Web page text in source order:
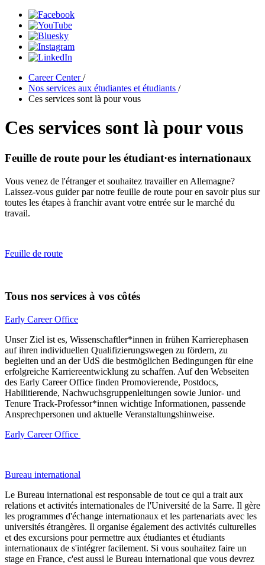
Career Center/
Nos services aux étudiantes et étudiants /
Ces services sont là pour vous
Ces services sont là pour vous
Feuille de route pour les étudiant·es internationaux
Vous venez de l'étranger et souhaitez travailler en Allemagne?
Laissez-vous guider par notre feuille de route pour en savoir plus sur
toutes les étapes à franchir avant votre entrée sur le marché du
travail.
Feuille de route
Tous nos services à vos côtés
Early Career Office
Unser Ziel ist es, Wissenschaftler*innen in frühen Karrierephasen
auf ihren individuellen Qualifizierungswegen zu fördern, zu
begleiten und an der UdS die bestmöglichen Bedingungen für eine
erfolgreiche Karriereentwicklung zu schaffen. Auf den Webseiten
des Early Career Office finden Promovierende, Postdocs,
Habilitierende, Nachwuchsgruppenleitungen sowie Junior- und
Tenure Track-Professor*innen wichtige Informationen, passende
Ansprechpersonen und aktuelle Veranstaltungshinweise.
Early Career Office
Bureau international
Le Bureau international est responsable de tout ce qui a trait aux
relations et activités internationales de l'Université de la Sarre. Il gère
les programmes d'échange internationaux et les partenariats avec les
universités étrangères. Il organise également des activités culturelles
et des excursions pour permettre aux étudiantes et étudiants
internationaux de s'intégrer facilement. Si vous souhaitez faire un
stage en France, c'est aussi le Bureau international que vous devrez